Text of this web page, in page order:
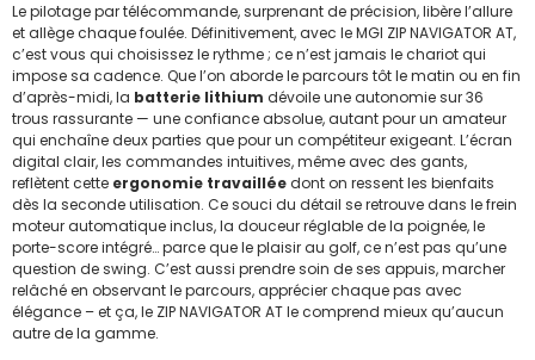
Le pilotage par télécommande, surprenant de précision, libère l’allure
et allège chaque foulée. Définitivement, avec le MGI ZIP NAVIGATOR AT,
c’est vous qui choisissez le rythme ; ce n’est jamais le chariot qui
impose sa cadence. Que l’on aborde le parcours tôt le matin ou en fin
d’après-midi, la batterie lithium dévoile une autonomie sur 36
trous rassurante — une confiance absolue, autant pour un amateur
qui enchaîne deux parties que pour un compétiteur exigeant. L’écran
digital clair, les commandes intuitives, même avec des gants,
reflètent cette ergonomie travailléedont on ressent les bienfaits
dès la seconde utilisation. Ce souci du détail se retrouve dans le frein
moteur automatique inclus, la douceur réglable de la poignée, le
porte-score intégré… parce que le plaisir au golf, ce n’est pas qu’une
question de swing. C’est aussi prendre soin de ses appuis, marcher
relâché en observant le parcours, apprécier chaque pas avec
élégance – et ça, le ZIP NAVIGATOR AT le comprend mieux qu’aucun
autre de la gamme.